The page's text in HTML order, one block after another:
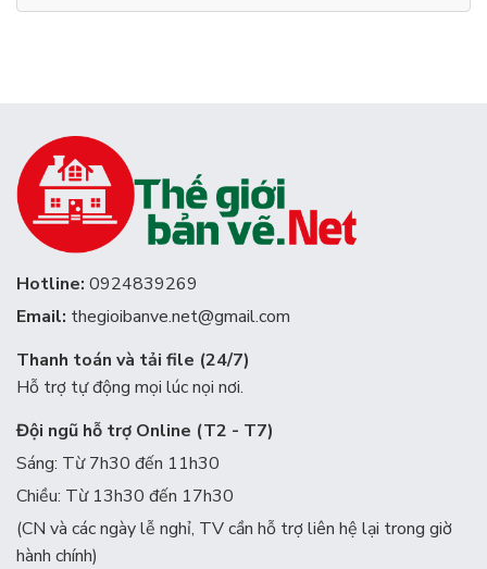
Hotline: 0924839269
Email: thegioibanve.net@gmail.com
Thanh toán và tải file (24/7)
Hỗ trợ tự động mọi lúc nọi nơi.
Đội ngũ hỗ trợ Online (T2 - T7)
Sáng: Từ 7h30 đến 11h30
Chiều: Từ 13h30 đến 17h30
(CN và các ngày lễ nghỉ, TV cần hỗ trợ liên hệ lại trong giờ
hành chính)